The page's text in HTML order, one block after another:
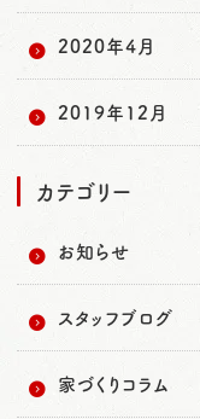
2020年4月
2019年12月
カテゴリー
お知らせ
スタッフブログ
家づくりコラム